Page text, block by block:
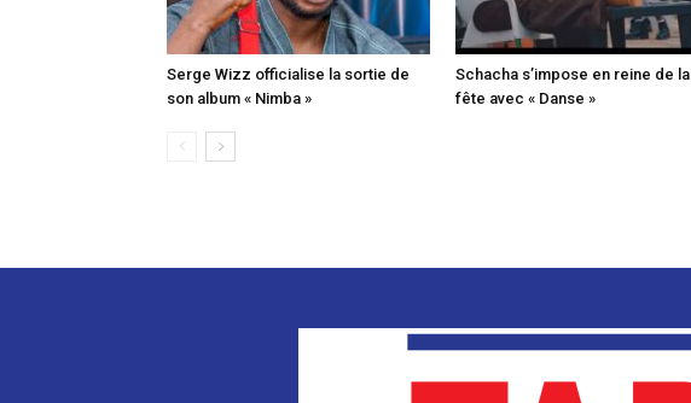
Serge Wizz officialise la sortie de
son album « Nimba »
Schacha s’impose en reine de la
fête avec « Danse »